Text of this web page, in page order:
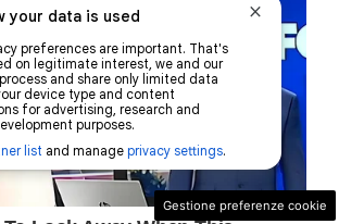
Gestione preferenze cookie